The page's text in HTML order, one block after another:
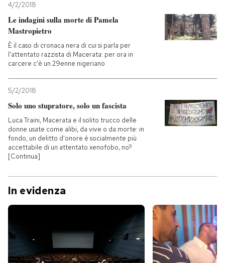
4/2/2018
Le indagini sulla morte di Pamela
Mastropietro
È il caso di cronaca nera di cui si parla per
l'attentato razzista di Macerata: per ora in
carcere c'è un 29enne nigeriano
5/2/2018
Solo uno stupratore, solo un fascista
Luca Traini, Macerata e il solito trucco delle
donne usate come alibi, da vive o da morte: in
fondo, un delitto d'onore è socialmente più
accettabile di un attentato xenofobo, no?
[Continua]
In evidenza